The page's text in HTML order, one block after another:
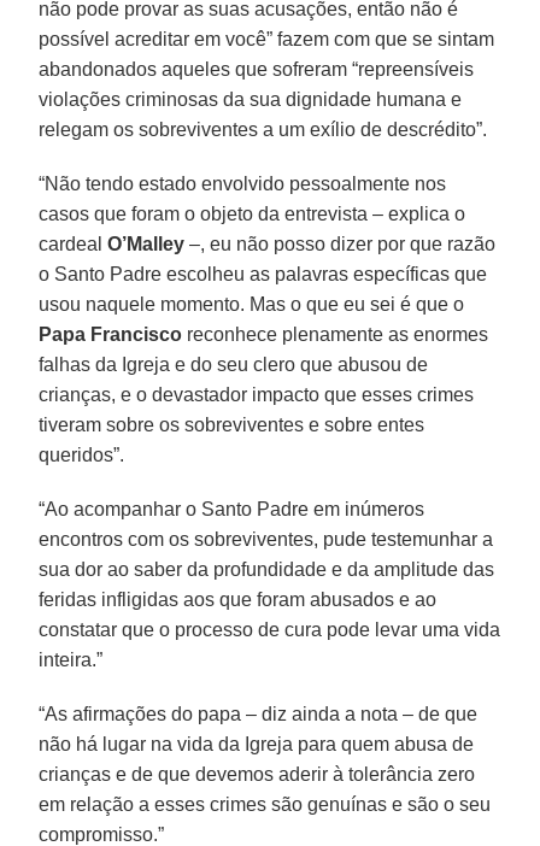
não pode provar as suas acusações, então não é
possível acreditar em você” fazem com que se sintam
abandonados aqueles que sofreram “repreensíveis
violações criminosas da sua dignidade humana e
relegam os sobreviventes a um exílio de descrédito”.
“Não tendo estado envolvido pessoalmente nos
casos que foram o objeto da entrevista – explica o
cardealO’Malley –, eu não posso dizer por que razão
o Santo Padre escolheu as palavras específicas que
usou naquele momento. Mas o que eu sei é que o
Papa Francisco reconhece plenamente as enormes
falhas da Igreja e do seu clero que abusou de
crianças, e o devastador impacto que esses crimes
tiveram sobre os sobreviventes e sobre entes
queridos”.
“Ao acompanhar o Santo Padre em inúmeros
encontros com os sobreviventes, pude testemunhar a
sua dor ao saber da profundidade e da amplitude das
feridas infligidas aos que foram abusados e ao
constatar que o processo de cura pode levar uma vida
inteira.”
“As afirmações do papa – diz ainda a nota – de que
não há lugar na vida da Igreja para quem abusa de
crianças e de que devemos aderir à tolerância zero
em relação a esses crimes são genuínas e são o seu
compromisso.”